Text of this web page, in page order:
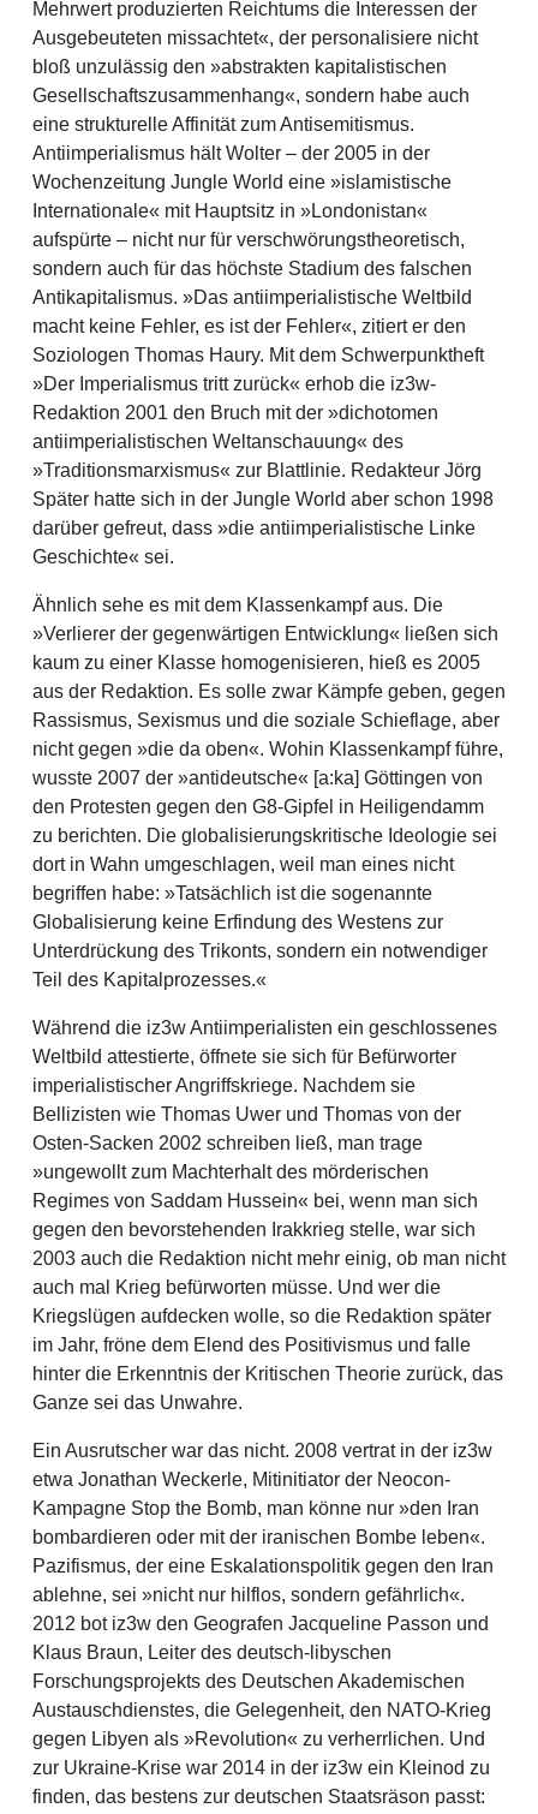
Mehrwert produzierten Reichtums die Interessen der
Ausgebeuteten missachtet«, der personalisiere nicht
bloß unzulässig den »abstrakten kapitalistischen
Gesellschaftszusammenhang«, sondern habe auch
eine strukturelle Affinität zum Antisemitismus.
Antiimperialismus hält Wolter – der 2005 in der
Wochenzeitung Jungle World eine »islamistische
Internationale« mit Hauptsitz in »Londonistan«
aufspürte – nicht nur für verschwörungstheoretisch,
sondern auch für das höchste Stadium des falschen
Antikapitalismus. »Das antiimperialistische Weltbild
macht keine Fehler, es ist der Fehler«, zitiert er den
Soziologen Thomas Haury. Mit dem Schwerpunktheft
»Der Imperialismus tritt zurück« erhob die iz3w-
Redaktion 2001 den Bruch mit der »dichotomen
antiimperialistischen Weltanschauung« des
»Traditionsmarxismus« zur Blattlinie. Redakteur Jörg
Später hatte sich in der Jungle World aber schon 1998
darüber gefreut, dass »die antiimperialistische Linke
Geschichte« sei.
Ähnlich sehe es mit dem Klassenkampf aus. Die
»Verlierer der gegenwärtigen Entwicklung« ließen sich
kaum zu einer Klasse homogenisieren, hieß es 2005
aus der Redaktion. Es solle zwar Kämpfe geben, gegen
Rassismus, Sexismus und die soziale Schieflage, aber
nicht gegen »die da oben«. Wohin Klassenkampf führe,
wusste 2007 der »antideutsche« [a:ka] Göttingen von
den Protesten gegen den G8-Gipfel in Heiligendamm
zu berichten. Die globalisierungskritische Ideologie sei
dort in Wahn umgeschlagen, weil man eines nicht
begriffen habe: »Tatsächlich ist die sogenannte
Globalisierung keine Erfindung des Westens zur
Unterdrückung des Trikonts, sondern ein notwendiger
Teil des Kapitalprozesses.«
Während die iz3w Antiimperialisten ein geschlossenes
Weltbild attestierte, öffnete sie sich für Befürworter
imperialistischer Angriffskriege. Nachdem sie
Bellizisten wie Thomas Uwer und Thomas von der
Osten-Sacken 2002 schreiben ließ, man trage
»ungewollt zum Machterhalt des mörderischen
Regimes von Saddam Hussein« bei, wenn man sich
gegen den bevorstehenden Irakkrieg stelle, war sich
2003 auch die Redaktion nicht mehr einig, ob man nicht
auch mal Krieg befürworten müsse. Und wer die
Kriegslügen aufdecken wolle, so die Redaktion später
im Jahr, fröne dem Elend des Positivismus und falle
hinter die Erkenntnis der Kritischen Theorie zurück, das
Ganze sei das Unwahre.
Ein Ausrutscher war das nicht. 2008 vertrat in der iz3w
etwa Jonathan Weckerle, Mitinitiator der Neocon-
Kampagne Stop the Bomb, man könne nur »den Iran
bombardieren oder mit der iranischen Bombe leben«.
Pazifismus, der eine Eskalationspolitik gegen den Iran
ablehne, sei »nicht nur hilflos, sondern gefährlich«.
2012 bot iz3w den Geografen Jacqueline Passon und
Klaus Braun, Leiter des deutsch-libyschen
Forschungsprojekts des Deutschen Akademischen
Austauschdienstes, die Gelegenheit, den NATO-Krieg
gegen Libyen als »Revolution« zu verherrlichen. Und
zur Ukraine-Krise war 2014 in der iz3w ein Kleinod zu
finden, das bestens zur deutschen Staatsräson passt: